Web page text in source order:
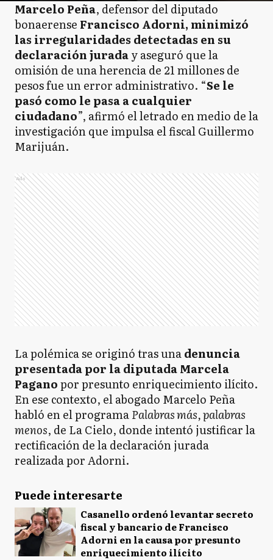
Marcelo Peña, defensor del diputado
bonaerense Francisco Adorni, minimizó
las irregularidades detectadas en su
declaración juraday aseguró que la
omisión de una herencia de 21 millones de
pesos fue un error administrativo. “Se le
pasó como le pasa a cualquier
ciudadano”, afirmó el letrado en medio de la
investigación que impulsa el fiscal Guillermo
Marijuán.
Ads
La polémica se originó tras unadenuncia
presentada por la diputada Marcela
Paganopor presunto enriquecimiento ilícito.
En ese contexto, el abogado Marcelo Peña
habló en el programaPalabras más, palabras
menos, de La Cielo, donde intentó justificar la
rectificación de la declaración jurada
realizada por Adorni.
Puede interesarte
Casanello ordenó levantar secreto
fiscal y bancario de Francisco
Adorni en la causa por presunto
enriquecimiento ilícito